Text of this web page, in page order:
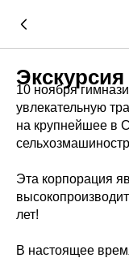
10 ноября
увлекательную
на крупнейшее в
Эта корпорация
лет!
В настоящее